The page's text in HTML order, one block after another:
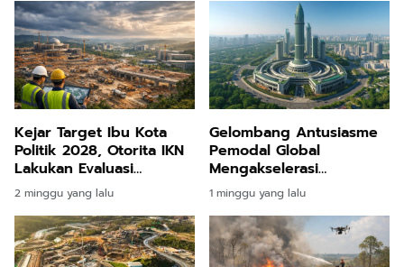
Kejar Target Ibu Kota
Politik 2028, Otorita IKN
Lakukan Evaluasi
Menyeluruh Progres
Pembangunan
2 minggu yang lalu
Gelombang Antusiasme
Pemodal Global
Mengakselerasi
Pembangunan Kota Masa
Depan di Jantung
Kalimantan
1 minggu yang lalu